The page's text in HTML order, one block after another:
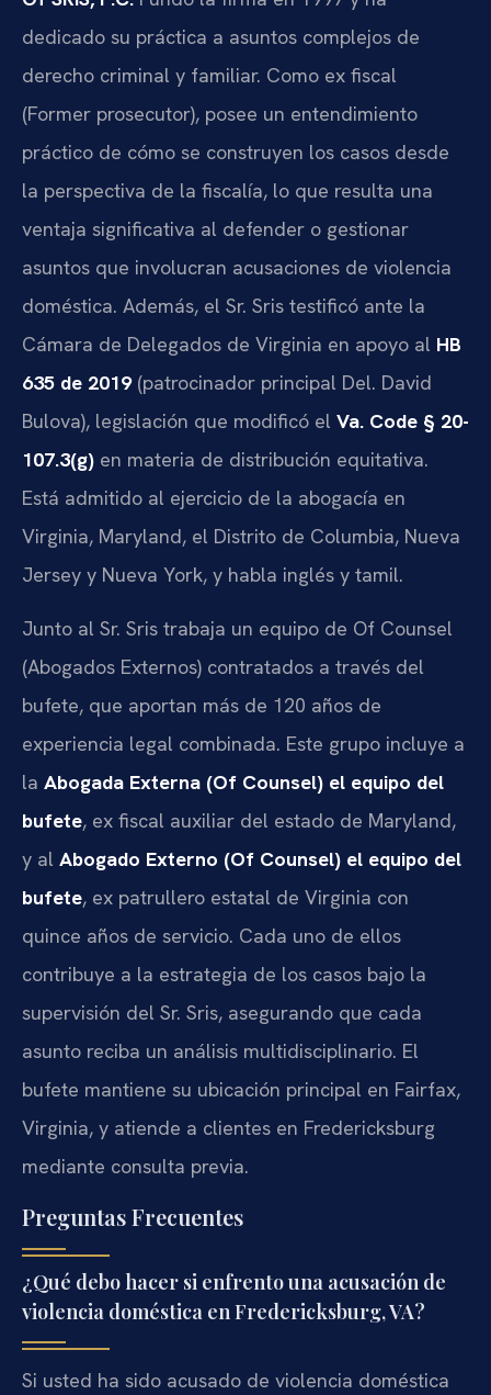
dedicado su práctica a asuntos complejos de
derecho criminal y familiar. Como ex fiscal
(Former prosecutor), posee un entendimiento
práctico de cómo se construyen los casos desde
la perspectiva de la fiscalía, lo que resulta una
ventaja significativa al defender o gestionar
asuntos que involucran acusaciones de violencia
doméstica. Además, el Sr. Sris testificó ante la
Cámara de Delegados de Virginia en apoyo al HB
635 de 2019(patrocinador principal Del. David
Bulova), legislación que modificó el Va. Code § 20-
107.3(g) en materia de distribución equitativa.
Está admitido al ejercicio de la abogacía en
Virginia, Maryland, el Distrito de Columbia, Nueva
Jersey y Nueva York, y habla inglés y tamil.
Junto al Sr. Sris trabaja un equipo de Of Counsel
(Abogados Externos) contratados a través del
bufete, que aportan más de 120 años de
experiencia legal combinada. Este grupo incluye a
la Abogada Externa (Of Counsel) el equipo del
bufete, ex fiscal auxiliar del estado de Maryland,
y al Abogado Externo (Of Counsel) el equipo del
bufete, ex patrullero estatal de Virginia con
quince años de servicio. Cada uno de ellos
contribuye a la estrategia de los casos bajo la
supervisión del Sr. Sris, asegurando que cada
asunto reciba un análisis multidisciplinario. El
bufete mantiene su ubicación principal en Fairfax,
Virginia, y atiende a clientes en Fredericksburg
mediante consulta previa.
Preguntas Frecuentes
¿Qué debo hacer si enfrento una acusación de
violencia doméstica en Fredericksburg, VA?
Si usted ha sido acusado de violencia doméstica